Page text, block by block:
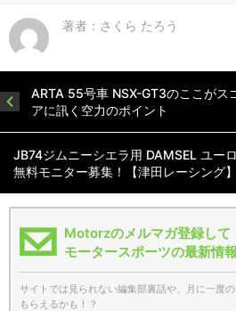
著者：さくら たろう
ARTA 55号車 NSX-GT3のここがス
アに訊く空力のポイント
JB74ジムニーシエラ用 DAMSEL ユー
無料モニター募集！【津田レーシング】
Motorzのメルマガ登録して
モータースポーツの最新情
サイトでは見られない編集部裏話や、月に一度
もらえるかも！？